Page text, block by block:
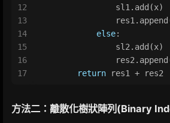
12
13
14
15
16
17
                sl1.add(x)
else:
                sl2.add(x)
return res1 + res2
方法二：離散化樹狀陣列(Binary